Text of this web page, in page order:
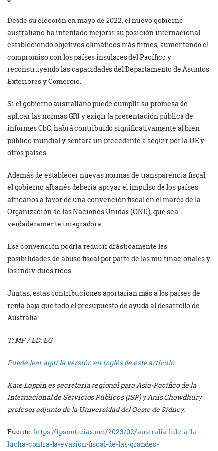
Desde su elección en mayo de 2022, el nuevo gobierno
australiano ha intentado mejorar su posición internacional
estableciendo objetivos climáticos más firmes, aumentando el
compromiso con los países insulares del Pacífico y
reconstruyendo las capacidades del Departamento de Asuntos
Exteriores y Comercio.
Si el gobierno australiano puede cumplir su promesa de
aplicar las normas GRI y exigir la presentación pública de
informes CbC, habrá contribuido significativamente al bien
público mundial y sentará un precedente a seguir por la UE y
otros países.
Además de establecer nuevas normas de transparencia fiscal,
el gobierno albanés debería apoyar el impulso de los países
africanos a favor de una convención fiscal en el marco de la
Organización de las Naciones Unidas (ONU), que sea
verdaderamente integradora.
Esa convención podría reducir drásticamente las
posibilidades de abuso fiscal por parte de las multinacionales y
los individuos ricos.
Juntas, estas contribuciones aportarían más a los países de
renta baja que todo el presupuesto de ayuda al desarrollo de
Australia.
T: MF / ED: EG
Puede leer aquí la versión en inglés de este artículo.
Kate Lappin es secretaria regional para Asia-Pacífico de la
Internacional de Servicios Públicos (ISP) y Anis Chowdhury
profesor adjunto de la Universidad del Oeste de Sídney.
Fuente:https://ipsnoticias.net/2023/02/australia-lidera-la-
lucha-contra-la-evasion-fiscal-de-las-grandes-